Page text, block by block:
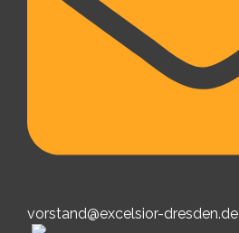
vorstand@excelsior-dresden.de